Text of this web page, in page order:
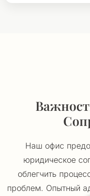
Наш офис
юридическое
облегчить
проблем. Опытный